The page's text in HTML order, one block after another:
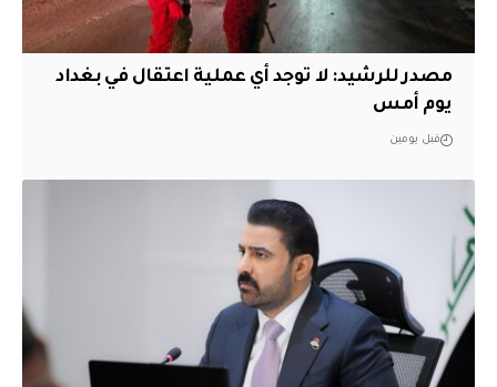
مصدر للرشيد: لا توجد أي عملية اعتقال في بغداد
يوم أمس
قبل يومين